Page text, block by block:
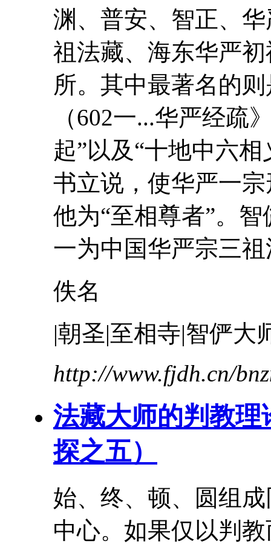
渊、普安、智正、
祖法藏、海东华严
所。其中最著名的
（602一...华严经疏
起”以及“十地中六
书立说，使华严一
他为“至相尊者”。 智
一为中国华严宗三
佚名
|朝圣|至相寺|智俨大
http://www.fjdh.cn/
法藏大师的判教理
探之五）
始、终、顿、圆组
中心。如果仅以判